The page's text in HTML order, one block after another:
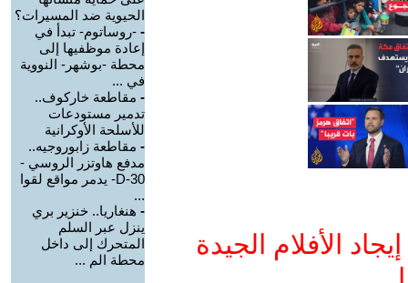
الأفلام الجيدة
الحيوية ضد المسيرات؟
- -روساتوم- تبدأ في
إعادة موظفيها إلى
محطة -بوشهر- النووية
في ...
- مقاطعة خاركوف..
تدمير مستودعات
للأسلحة الأوكرانية
- مقاطعة زابوروجيه..
مدفع هاوتزر الروسي -
D-30- يدمر مواقع لقوا
...
- هنغاريا.. خنزير بري
ينزل عبر السلم
المتحرك إلى داخل
محطة الم ...